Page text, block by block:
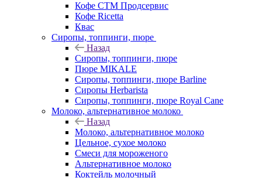
Кофе СТМ Продсервис
Кофе Ricetta
Квас
Сиропы, топпинги, пюре
Назад
Сиропы, топпинги, пюре
Пюре MIKALE
Сиропы, топпинги, пюре Barline
Сиропы Herbarista
Сиропы, топпинги, пюре Royal Cane
Молоко, альтернативное молоко
Назад
Молоко, альтернативное молоко
Цельное, сухое молоко
Смеси для мороженого
Альтернативное молоко
Коктейль молочный